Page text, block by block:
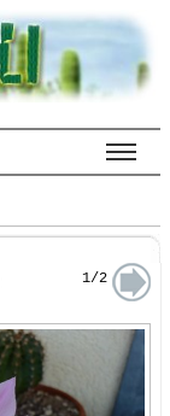
1/2